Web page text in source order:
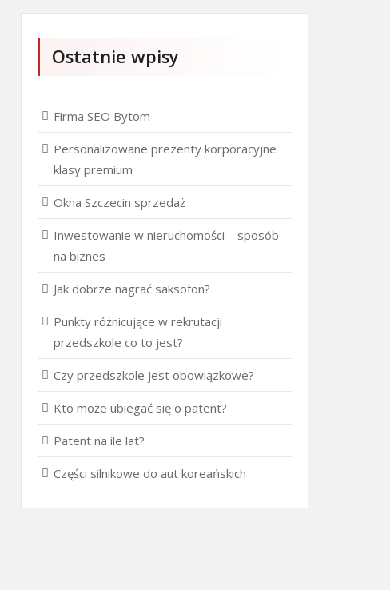
Ostatnie wpisy
Firma SEO Bytom
Personalizowane prezenty korporacyjne
klasy premium
Okna Szczecin sprzedaż
Inwestowanie w nieruchomości – sposób
na biznes
Jak dobrze nagrać saksofon?
Punkty różnicujące w rekrutacji
przedszkole co to jest?
Czy przedszkole jest obowiązkowe?
Kto może ubiegać się o patent?
Patent na ile lat?
Części silnikowe do aut koreańskich